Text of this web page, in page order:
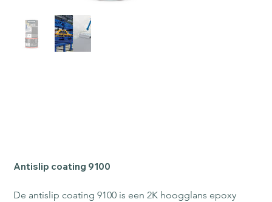
Antislip coating 9100
De antislip coating 9100 is een 2K hoogglans epoxy